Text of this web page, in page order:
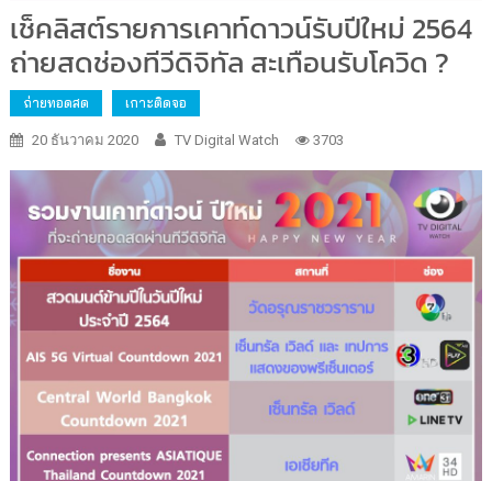
เช็คลิสต์รายการเคาท์ดาวน์รับปีใหม่ 2564
ถ่ายสดช่องทีวีดิจิทัล สะเทือนรับโควิด ?
ถ่ายทอดสด เกาะติดจอ
20 ธันวาคม 2020 TV Digital Watch 3703